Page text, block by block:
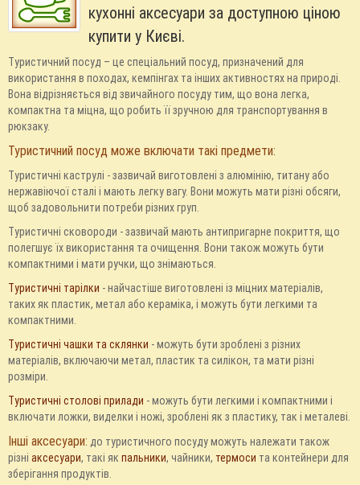
кухонні аксесуари за доступною ціною
купити у Києві.
Туристичний посуд – це спеціальний посуд, призначений для
використання в походах, кемпінгах та інших активностях на природі.
Вона відрізняється від звичайного посуду тим, що вона легка,
компактна та міцна, що робить її зручною для транспортування в
рюкзаку.
Туристичний посуд може включати такі предмети:
Туристичні каструлі - зазвичай виготовлені з алюмінію, титану або
нержавіючої сталі і мають легку вагу. Вони можуть мати різні обсяги,
щоб задовольнити потреби різних груп.
Туристичні сковороди - зазвичай мають антипригарне покриття, що
полегшує їх використання та очищення. Вони також можуть бути
компактними і мати ручки, що знімаються.
Туристичні тарілки - найчастіше виготовлені із міцних матеріалів,
таких як пластик, метал або кераміка, і можуть бути легкими та
компактними.
Туристичні чашки та склянки - можуть бути зроблені з різних
матеріалів, включаючи метал, пластик та силікон, та мати різні
розміри.
Туристичні столові прилади - можуть бути легкими і компактними і
включати ложки, виделки і ножі, зроблені як з пластику, так і металеві.
Інші аксесуари: до туристичного посуду можуть належати також
різні аксесуари, такі як пальники, чайники, термоси та контейнери для
зберігання продуктів.